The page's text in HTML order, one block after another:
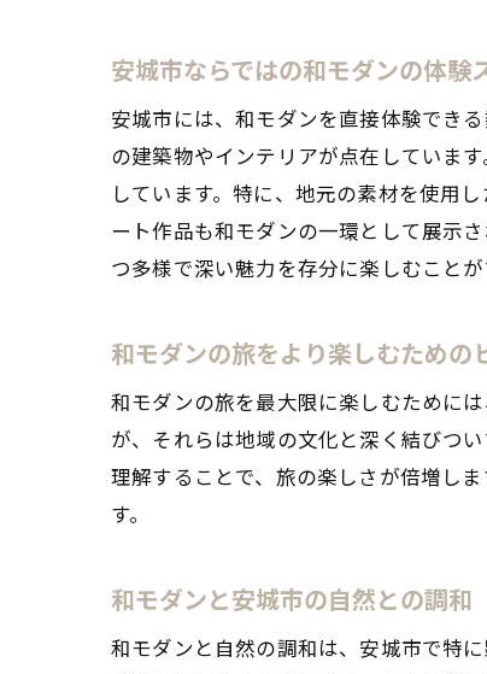
安城市ならではの和モダンの体験
安城市には、和モダンを直接体験でき
の建築物やインテリアが点在していま
しています。特に、地元の素材を使用
ート作品も和モダンの一環として展示
つ多様で深い魅力を存分に楽しむことが
和モダンの旅をより楽しむための
和モダンの旅を最大限に楽しむために
が、それらは地域の文化と深く結びつ
理解することで、旅の楽しさが倍増し
す。
和モダンと安城市の自然との調和
和モダンと自然の調和は、安城市で特